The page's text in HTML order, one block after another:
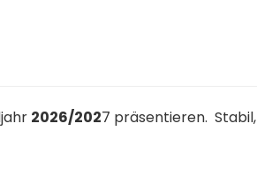
2026/2027 präsentieren. Stabil,